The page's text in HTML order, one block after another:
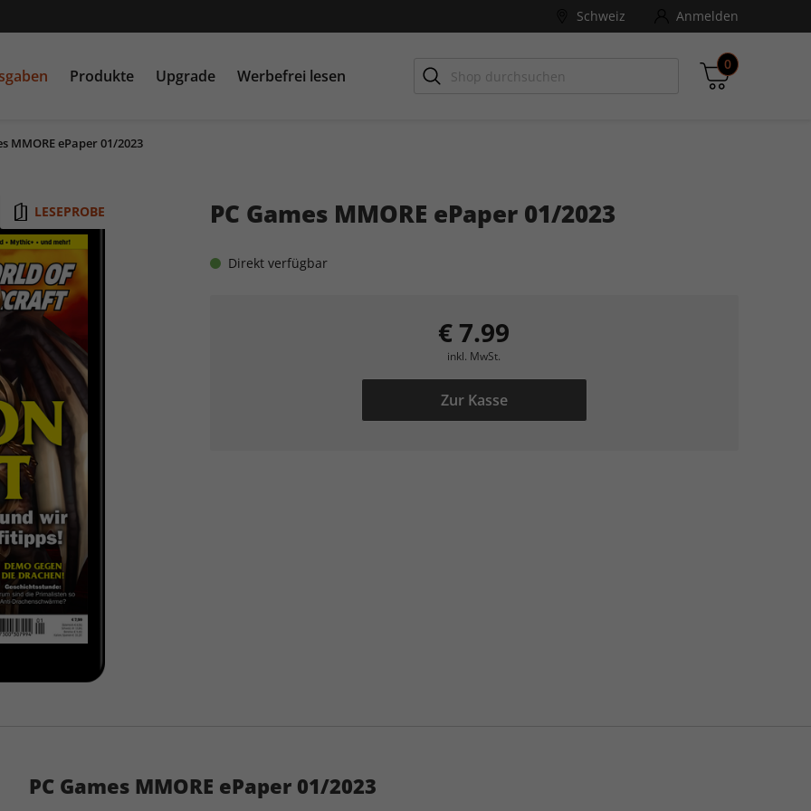
Schweiz Anmelden
Produkte Upgrade Werbefrei lesen
0
Zwischensumme
inkl. MwSt., ggf. zzgl. Versandkosten
MMORE ePaper 01/2023
LESEPROBE PC Games MMORE ePaper 01/2023
Direkt verfügbar
€ 7.99
inkl. MwSt.
Zur Kasse
PC Games MMORE ePaper 01/2023